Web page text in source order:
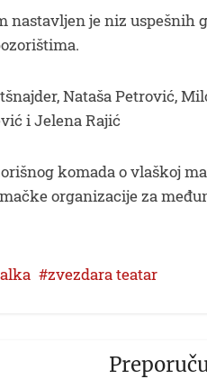
nastavljen je niz uspešnih
Nataša Petrović,
i Jelena Rajić
komada o vlaškoj
organizacije za
zvezdara teatar